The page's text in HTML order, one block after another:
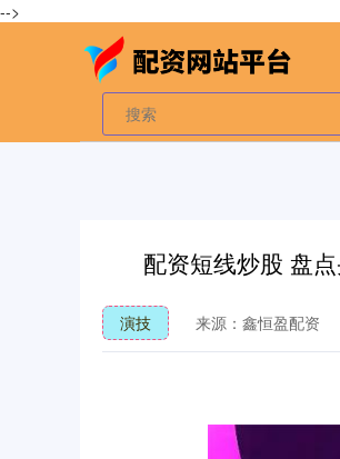
-->
配资短线炒股 盘
演技 来源：鑫恒盈配资